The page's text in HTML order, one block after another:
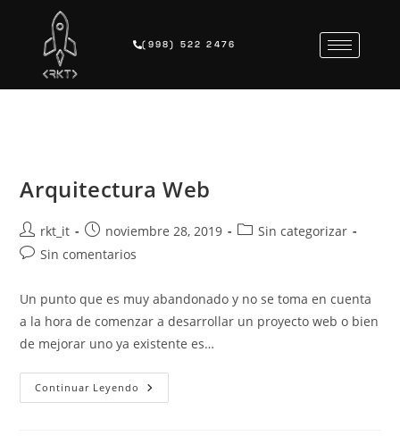
(998) 522 2476
Arquitectura Web
rkt_it noviembre 28, 2019
Sin categorizar
Sin comentarios
Un punto que es muy abandonado y no se toma en cuenta
a la hora de comenzar a desarrollar un proyecto web o bien
de mejorar uno ya existente es…
Continuar Leyendo